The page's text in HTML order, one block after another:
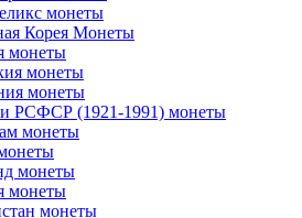
монеты
Корея Монеты
монеты
монеты
монеты
РСФСР (1921-1991) монеты
монеты
монеты
монеты
монеты